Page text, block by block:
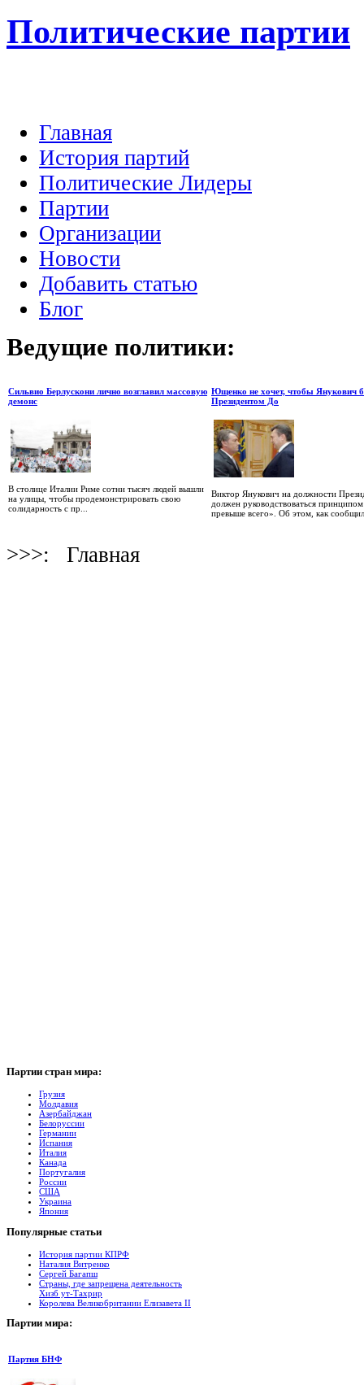
Политические партии
Главная
История партий
Политические Лидеры
Партии
Организации
Новости
Добавить статью
Блог
Ведущие политики:
Сильвио Берлускони лично возглавил массовую
демонс
В столице Италии Риме сотни тысяч людей вышли
на улицы, чтобы продемонстрировать свою
солидарность с пр...
Ющенко не хочет, чтобы Янукович
Президентом До
Виктор Янукович на должности
должен руководствоваться
превыше всего». Об этом, как
>>>: Главная
Партии стран мира:
Грузия
Молдавия
Азербайджан
Белоруссии
Германии
Испания
Италия
Канада
Португалия
России
США
Украина
Япония
Популярные cтатьи
История партии КПРФ
Наталия Витренко
Сергей Багапш
Страны, где запрещена деятельность
Хизб ут-Тахрир
Королева Великобритании Елизавета II
Партии мира:
Партия БНФ